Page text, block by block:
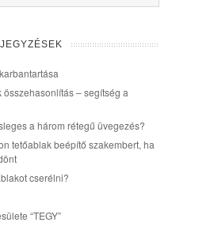
összehasonlítás – segítség a
a három rétegű üvegezés?
tetőablak beépítő szakembert, ha
cserélni?
“TEGY”